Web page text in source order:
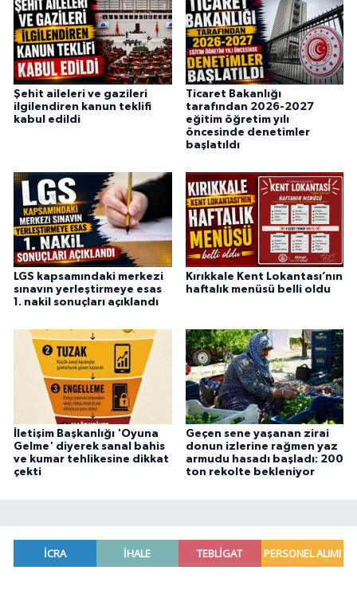
Şehit aileleri ve gazileri
ilgilendiren kanun teklifi
kabul edildi
Ticaret Bakanlığı
tarafından 2026-2027
eğitim öğretim yılı
öncesinde denetimler
başlatıldı
LGS kapsamındaki merkezi
sınavın yerleştirmeye esas
1. nakil sonuçları açıklandı
Kırıkkale Kent Lokantası’nın
haftalık menüsü belli oldu
İletişim Başkanlığı 'Oyuna
Gelme' diyerek sanal bahis
ve kumar tehlikesine dikkat
çekti
Geçen sene yaşanan zirai
donun izlerine rağmen yaz
armudu hasadı başladı: 200
ton rekolte bekleniyor